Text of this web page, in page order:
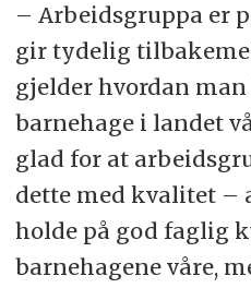
– Arbeidsgruppa er
gir tydelig
gjelder hvordan
barnehage i landet
glad for at
dette med kvalitet –
holde på god faglig
barnehagene våre,